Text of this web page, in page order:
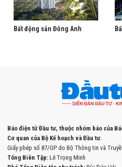
Bất động sản Đông Anh
Báo điện tử Đầu tư, thuộc nhóm báo của
Cơ quan của Bộ Kế hoạch và Đầu tư.
Giấy phép số 87/GP do Bộ Thông tin và
Tổng Biên Tập: Lê Trọng Minh